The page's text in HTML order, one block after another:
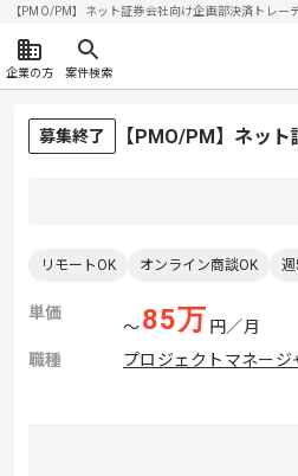
【PMO/PM】ネット証券会社向け企画部決済トレ
企業の方 案件検索
募集終了 【PMO/PM】ネッ
リモートOK オンライン商談OK 週
単価
〜85万 円／月
職種
プロジェクトマネージ